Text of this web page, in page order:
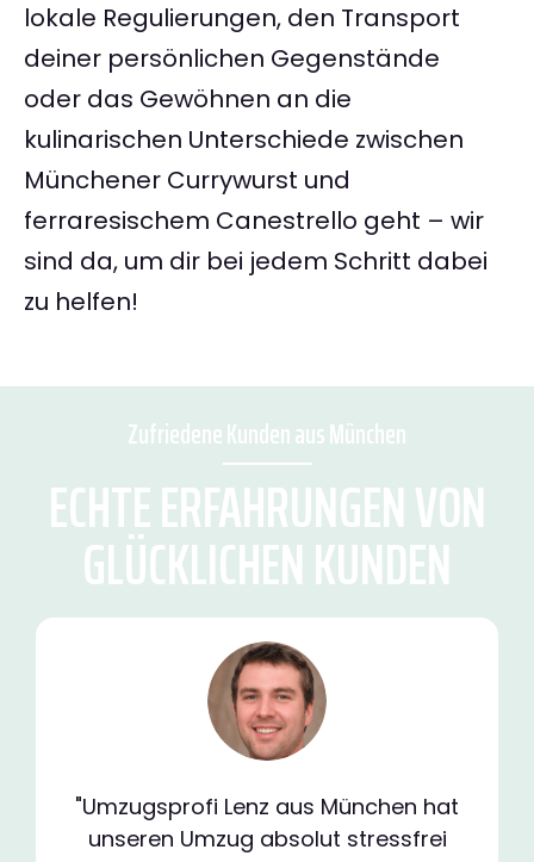
lokale Regulierungen, den Transport
deiner persönlichen Gegenstände
oder das Gewöhnen an die
kulinarischen Unterschiede zwischen
Münchener Currywurst und
ferraresischem Canestrello geht – wir
sind da, um dir bei jedem Schritt dabei
zu helfen!
Zufriedene Kunden aus München
ECHTE ERFAHRUNGEN VON
GLÜCKLICHEN KUNDEN
"Umzugsprofi Lenz aus München hat
unseren Umzug absolut stressfrei